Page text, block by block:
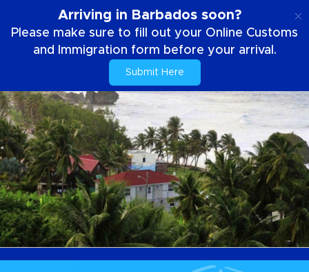
Arriving in Barbados soon?
Please make sure to fill out your Online Customs
and Immigration form before your arrival.
Submit Here